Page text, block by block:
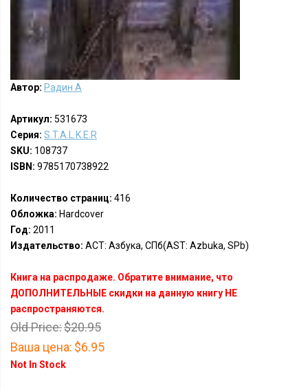
Автор: Радин А
Артикул: 531673
Серия: S.T.A.L.K.E.R
SKU: 108737
ISBN: 9785170738922
Количество страниц: 416
Обложка: Hardcover
Год: 2011
Издательство: АСТ: Азбука, СПб(AST: Azbuka, SPb)
Книга на распродаже. Обратите внимание, что
ДОПОЛНИТЕЛЬНЫЕ скидки на данную книгу НЕ
распространяются.
Old Price:$20.95
Ваша цена: $6.95
Not In Stock